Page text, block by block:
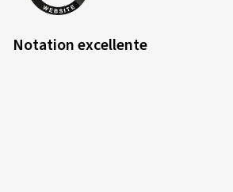
Notation excellente